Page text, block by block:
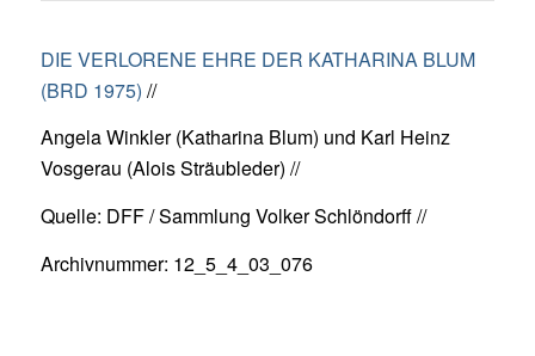
DIE VERLORENE EHRE DER KATHARINA BLUM
(BRD 1975) //
Angela Winkler (Katharina Blum) und Karl Heinz
Vosgerau (Alois Sträubleder) //
Quelle: DFF / Sammlung Volker Schlöndorff //
Archivnummer: 12_5_4_03_076